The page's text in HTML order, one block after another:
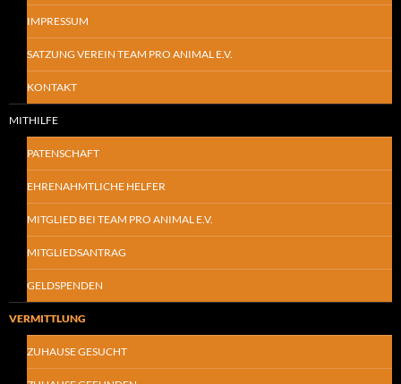
IMPRESSUM
SATZUNG VEREIN TEAM PRO ANIMAL E.V.
KONTAKT
MITHILFE
PATENSCHAFT
EHRENAHMTLICHE HELFER
MITGLIED BEI TEAM PRO ANIMAL E.V.
MITGLIEDSANTRAG
GELDSPENDEN
VERMITTLUNG
ZUHAUSE GESUCHT